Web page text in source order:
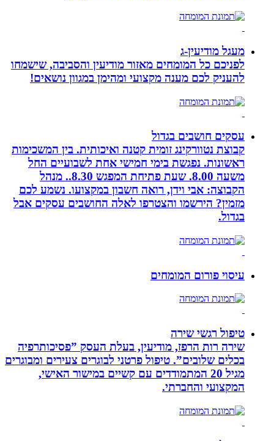
מעגל מודיעין-ג
לפניכם כל המומחים מאזור מודיעין והסביבה, שישמחו
להעניק לכם מענה מקצועי ומהימן במגוון נושאים!
עסקים חושבים בגדול
קבוצת נטוורקינג זומית קטנה ואיכותית. בין המשכימות
ראשונות. נפגשת בימי חמישי אחת לשבועיים החל
משעה 8.00. שעת פתיחת המפגש 8.30.. מנהל
הקבוצה: אבי וידן, רואה חשבון במקצועו. נשמע לכם
מזמין? הירשמו והצטרפו לאלה החושבים עסקים אבל
בגדול.
עיסוי פורום המומחים
טיפול רגשי שירה
שירה רות הרפז, מודיעין, בעלת העסק ”פסיכותרפיה
בכלים שלובים”. טיפול פרטני לבוגרים צעירים ומבוגרים
מגיל 20 המתמודדים עם קשיים במישור האישי,
המקצועי והחברתי.